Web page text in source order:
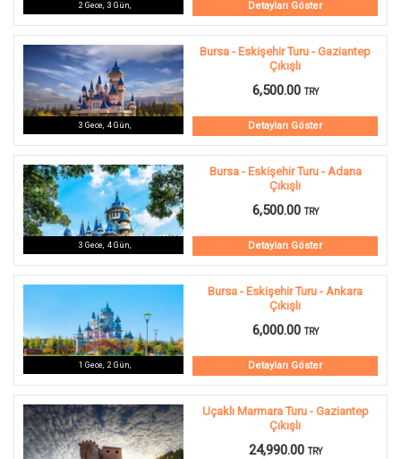
2 Gece, 3 Gün, Detayları Göster
Bursa - Eskişehir Turu - Gaziantep
Çıkışlı
6,500.00TRY
3 Gece, 4 Gün, Detayları Göster
Bursa - Eskişehir Turu - Adana
Çıkışlı
6,500.00TRY
3 Gece, 4 Gün, Detayları Göster
Bursa - Eskişehir Turu - Ankara
Çıkışlı
6,000.00TRY
1 Gece, 2 Gün, Detayları Göster
Uçaklı Marmara Turu - Gaziantep
Çıkışlı
24,990.00TRY